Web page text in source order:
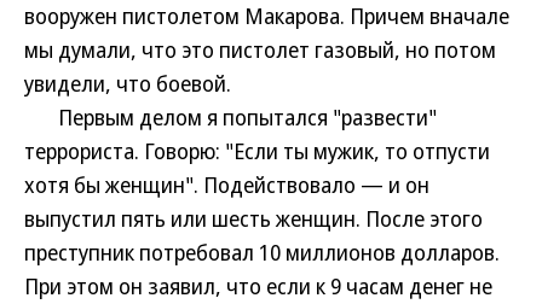
вооружен пистолетом Макарова. Причем вначале
мы думали, что это пистолет газовый, но потом
увидели, что боевой.
Первым делом я попытался "развести"
террориста. Говорю: "Если ты мужик, то отпусти
хотя бы женщин". Подействовало — и он
выпустил пять или шесть женщин. После этого
преступник потребовал 10 миллионов долларов.
При этом он заявил, что если к 9 часам денег не